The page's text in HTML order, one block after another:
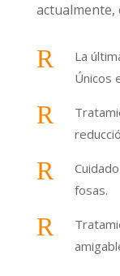
actualmente,
R
La
Únicos
R
R
fosas.
R